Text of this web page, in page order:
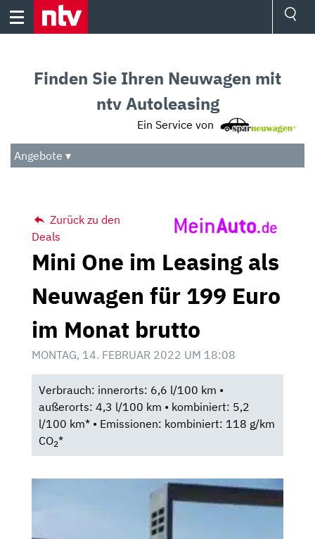
Skip
Audio
Das Beste
Finden Sie Ihren Neuwagen mit
ntv Autoleasing
Ein Service von
Angebote ▾
Zurück zu den
Deals
Mini One im Leasing als
Neuwagen für 199 Euro
im Monat brutto
MONTAG, 14. FEBRUAR 2022 UM 18:08
Verbrauch: innerorts: 6,6 l/100 km •
außerorts: 4,3 l/100 km • kombiniert: 5,2
l/100 km* • Emissionen: kombiniert: 118 g/km
CO2*